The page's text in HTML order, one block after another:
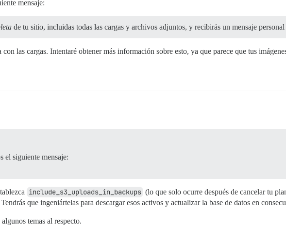
mensaje:
de tu sitio, incluidas todas las cargas y archivos adjuntos, y recibirás un mensaje personal
las cargas. Intentaré obtener más información sobre esto, ya que parece que tus
el siguiente mensaje:
include_s3_uploads_in_backups (lo que solo ocurre después de cancelar tu
que ingeniártelas para descargar esos activos y actualizar la base de datos en
temas al respecto.